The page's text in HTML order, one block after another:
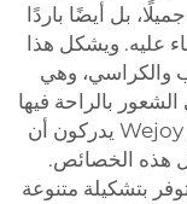
بل أيضًا باردًا
عليه. ويشكل هذا
والكراسي، وهي
بالراحة فيها
أثناء الجلوس. كما أن البائعين بالجملة مثل Wejoy يدركون أن
هذه الخصائص.
بتشكيلة متنوعة